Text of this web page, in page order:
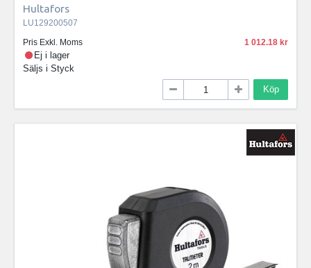
Hultafors
LU129200507
Pris Exkl. Moms
1 012.18
Ej i lager
Säljs i Styck
Köp